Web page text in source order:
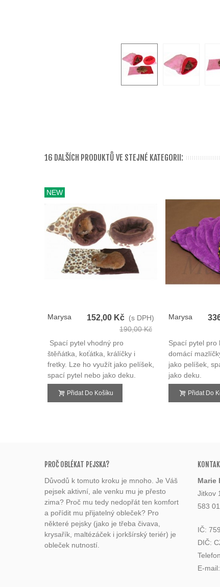
16 DALŠÍCH PRODUKTŮ VE STEJNÉ KATEGORII:
NEW
Marysa
152,00 Kč (s DPH)
190,00 Kč
Spací pytel vhodný pro
štěňátka, koťátka, králíčky i
fretky. Lze ho využít jako pelíšek,
spací pytel nebo jako deku.
Přidat Do Košíku
Marysa
Spací pytel pro
domácí
jako pelíšek,
jako deku.
Přidat Do
PROČ OBLÉKAT PEJSKA?
Důvodů k tomuto kroku je mnoho. Je Váš
pejsek aktivní, ale venku mu je přesto
zima? Proč mu tedy nedopřát ten komfort
a pořídit mu přijatelný obleček? Pro
některé pejsky (jako je třeba čivava,
krysařík, maltézáček i jorkšírský teriér) je
obleček nutností.
Marie
Jitkov
583
IČ:
DIČ:
E-mail: